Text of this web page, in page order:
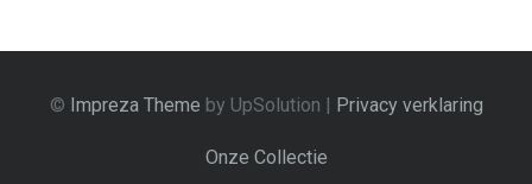
© Impreza Theme by UpSolution | Privacy verklaring
Onze Collectie